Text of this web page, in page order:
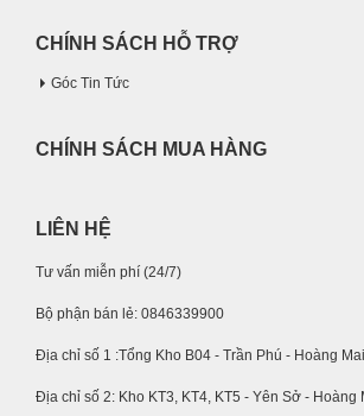
CHÍNH SÁCH HỖ TRỢ
Góc Tin Tức
CHÍNH SÁCH MUA HÀNG
LIÊN HỆ
Tư vấn miễn phí (24/7)
Bộ phận bán lẻ: 0846339900
Địa chỉ số 1 :Tổng Kho B04 - Trần Phú - Hoàng
Địa chỉ số 2: Kho KT3, KT4, KT5 - Yên Sở - Hoàng